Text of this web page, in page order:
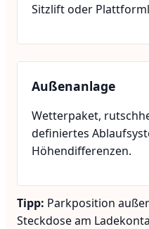
Sitzlift oder
Außenanlage
Wetterpaket,
definiertes
Höhendifferenzen.
Tipp: Parkposition
Steckdose am